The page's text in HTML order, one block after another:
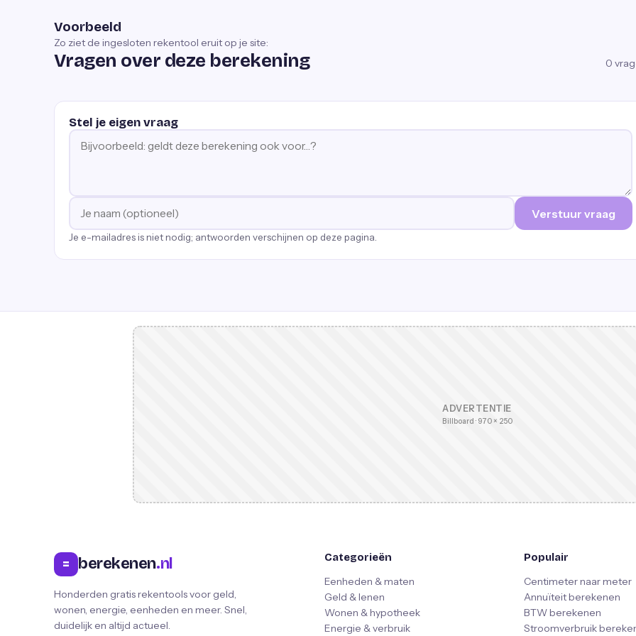
Voorbeeld
Zo ziet de ingesloten rekentool eruit op je site:
Vragen over deze berekening 0
Stel je eigen vraag
Verstuur vraag
Je e-mailadres is niet nodig; antwoorden verschijnen op deze pagina.
ADVERTENTIE
Billboard · 970 × 250
= berekenen.nl
Honderden gratis rekentools voor geld,
wonen, energie, eenheden en meer. Snel,
duidelijk en altijd actueel.
Categorieën
Eenheden & maten
Geld & lenen
Wonen & hypotheek
Energie & verbruik
Populair
Centimeter naar meter
Annuïteit berekenen
BTW berekenen
Stroomverbruik